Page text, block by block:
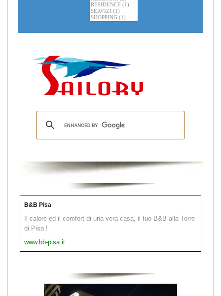
B&B Pisa
Il calore ed il comfort di una vera casa, il tuo B&B alla Torre
di Pisa !
www.bb-pisa.it